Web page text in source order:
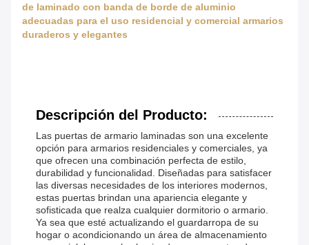
de laminado con banda de borde de aluminio
adecuadas para el uso residencial y comercial armarios
duraderos y elegantes
Descripción del Producto:
Las puertas de armario laminadas son una excelente
opción para armarios residenciales y comerciales, ya
que ofrecen una combinación perfecta de estilo,
durabilidad y funcionalidad. Diseñadas para satisfacer
las diversas necesidades de los interiores modernos,
estas puertas brindan una apariencia elegante y
sofisticada que realza cualquier dormitorio o armario.
Ya sea que esté actualizando el guardarropa de su
hogar o acondicionando un área de almacenamiento